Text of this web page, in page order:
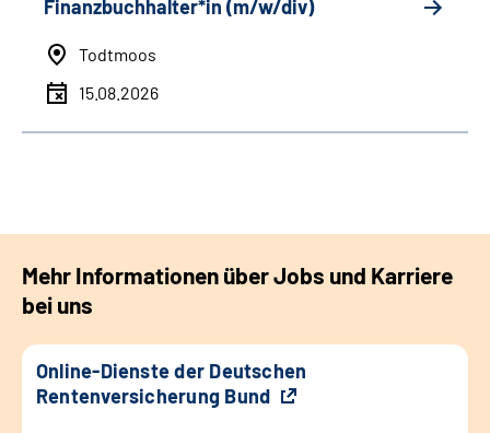
Finanzbuchhalter*in (m/w/div)
Todtmoos
15.08.2026
Mehr Informationen über Jobs und Karriere
bei uns
Online-Dienste der Deutschen
Rentenversicherung Bund